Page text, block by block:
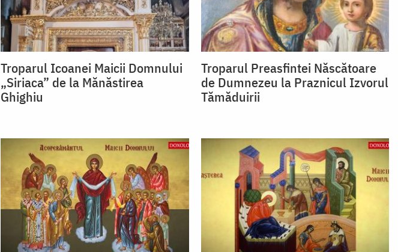
Troparul Icoanei Maicii Domnului
„Siriaca” de la Mănăstirea
Ghighiu
Troparul Preasfintei Născătoare
de Dumnezeu la Praznicul Izvorul
Tămăduirii